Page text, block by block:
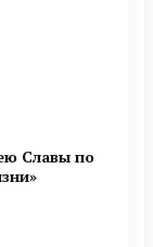
Славы по